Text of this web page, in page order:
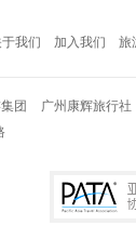
于我们 加入我们 旅
团 广州康辉旅行社